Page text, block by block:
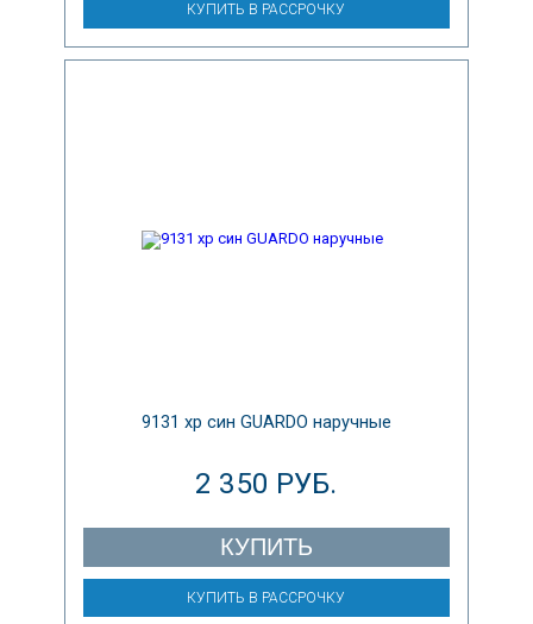
КУПИТЬ В РАССРОЧКУ
9131 хр син GUARDO наручные
2 350 РУБ.
КУПИТЬ
КУПИТЬ В РАССРОЧКУ